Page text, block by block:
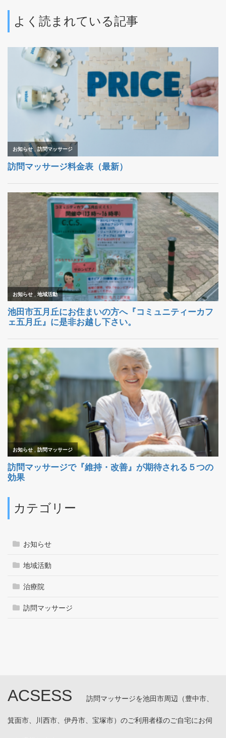
よく読まれている記事
カテゴリー
お知らせ
地域活動
治療院
訪問マッサージ
ACSESS 訪問マッサージを池田市周辺（豊中市、
箕面市、川西市、伊丹市、宝塚市）のご利用者様のご自宅にお伺